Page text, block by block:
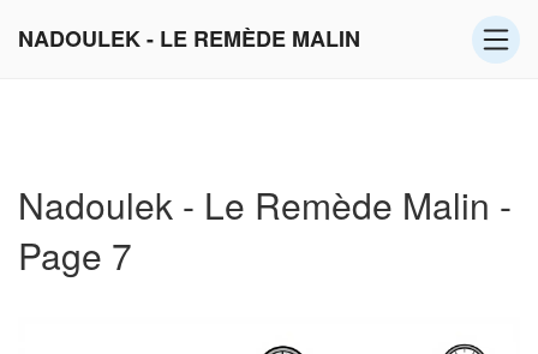
NADOULEK - LE REMÈDE MALIN
Nadoulek - Le Remède Malin -
Page 7